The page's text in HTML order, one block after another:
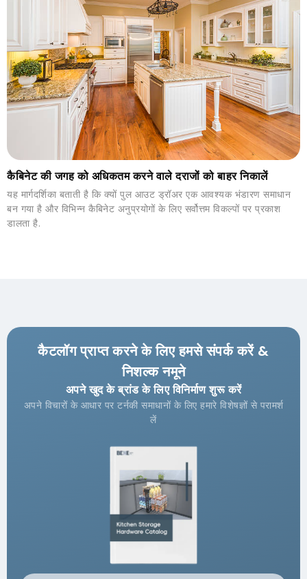
कैबिनेट की जगह को अधिकतम करने वाले दराजों को बाहर निकालें
यह मार्गदर्शिका बताती है कि क्यों पुल आउट ड्रॉअर एक आवश्यक भंडारण समाधान
बन गया है और विभिन्न कैबिनेट अनुप्रयोगों के लिए सर्वोत्तम विकल्पों पर प्रकाश
डालता है.
कैटलॉग प्राप्त करने के लिए हमसे संपर्क करें &
निशल्क नमूने
अपने खुद के ब्रांड के लिए विनिर्माण शुरू करें
अपने विचारों के आधार पर टर्नकी समाधानों के लिए हमारे विशेषज्ञों से परामर्श
लें